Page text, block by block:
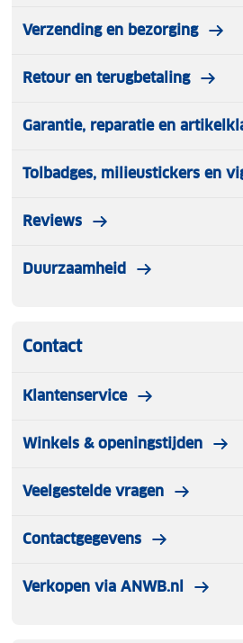
Verzending en bezorging
Retour en terugbetaling
Garantie, reparatie en
Tolbadges, milieustickers en
Reviews
Duurzaamheid
Contact
Klantenservice
Winkels & openingstijden
Veelgestelde vragen
Contactgegevens
Verkopen via ANWB.nl